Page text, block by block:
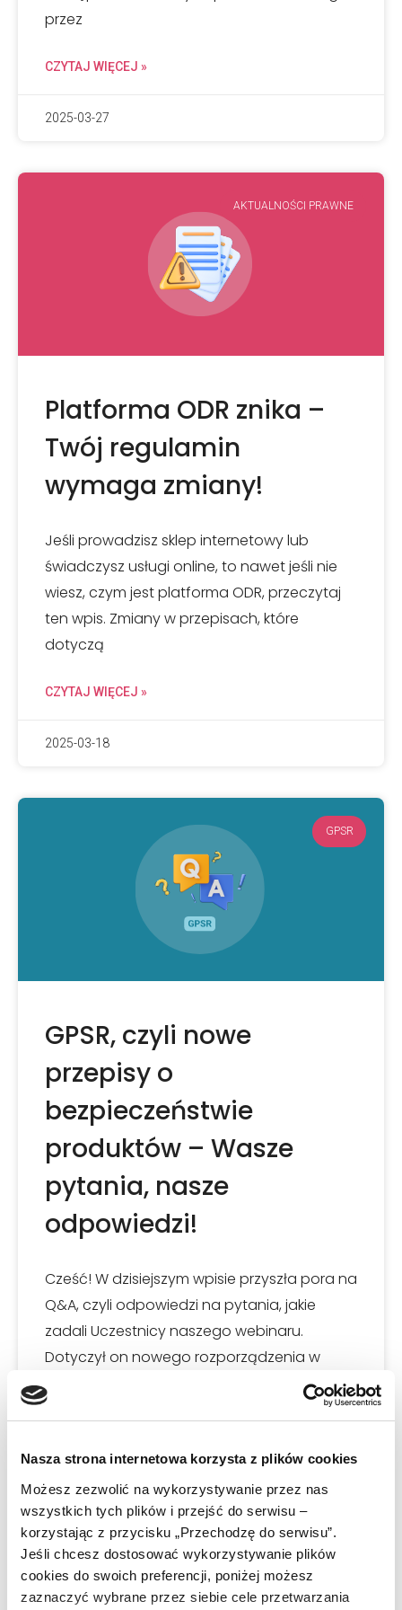
Nasza strona internetowa korzysta z plików cookies
Możesz zezwolić na wykorzystywanie przez nas
wszystkich tych plików i przejść do serwisu –
korzystając z przycisku „Przechodzę do serwisu”.
Jeśli chcesz dostosować wykorzystywanie plików
cookies do swoich preferencji, poniżej możesz
zaznaczyć wybrane przez siebie cele przetwarzania
przez
CZYTAJ WIĘCEJ »
2025-03-27
AKTUALNOŚCI PRAWNE
Platforma ODR znika –
Twój regulamin
wymaga zmiany!
Jeśli prowadzisz sklep internetowy lub
świadczysz usługi online, to nawet jeśli nie
wiesz, czym jest platforma ODR, przeczytaj
ten wpis. Zmiany w przepisach, które
dotyczą
CZYTAJ WIĘCEJ »
2025-03-18
GPSR
GPSR, czyli nowe
przepisy o
bezpieczeństwie
produktów – Wasze
pytania, nasze
odpowiedzi!
Cześć! W dzisiejszym wpisie przyszła pora na
Q&A, czyli odpowiedzi na pytania, jakie
zadali Uczestnicy naszego webinaru.
Dotyczył on nowego rozporządzenia w
sprawie ogólnego bezpieczeństwa
AKTUALNOŚCI